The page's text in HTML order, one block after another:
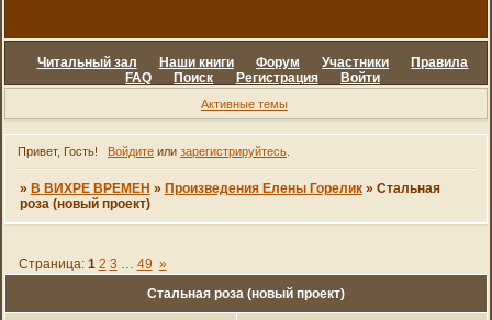
Читальный зал Наши книги Форум Участники
Правила
FAQ
Поиск Регистрация Войти
Активные темы
Привет, Гость! Войдитеили зарегистрируйтесь.
» В ВИХРЕ ВРЕМЕН » Произведения Елены Горелик » Стальная
роза (новый проект)
Стальная роза (новый проект)
Страница: 1 2 3 … 49 »